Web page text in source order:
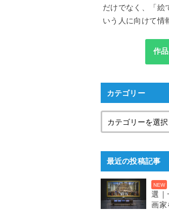
だけでなく、「絵
いう人に向けて情
作
カテゴリー
最近の投稿記事
選｜
画家